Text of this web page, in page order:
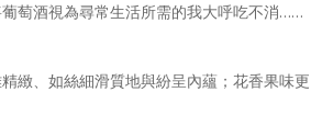
萄酒視為尋常生活所需的我大呼吃不消……
緻、如絲細滑質地與紛呈內蘊；花香果味更